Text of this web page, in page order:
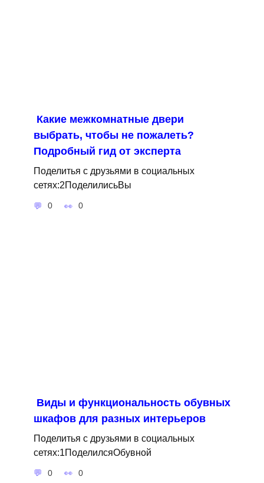
Какие межкомнатные двери
выбрать, чтобы не пожалеть?
Подробный гид от эксперта
Поделитья с друзьями в социальных
сетях:2ПоделилисьВы
0 0
Виды и функциональность обувных
шкафов для разных интерьеров
Поделитья с друзьями в социальных
сетях:1ПоделилсяОбувной
0 0